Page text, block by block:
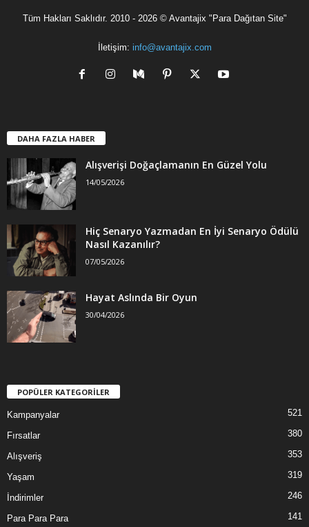
Tüm Hakları Saklıdır. 2010 - 2026 © Avantajix "Para Dağıtan Site"
İletişim: info@avantajix.com
DAHA FAZLA HABER
Alışverişi Doğaçlamanın En Güzel Yolu
14/05/2026
Hiç Senaryo Yazmadan En İyi Senaryo Ödülü
Nasıl Kazanılır?
07/05/2026
Hayat Aslında Bir Oyun
30/04/2026
POPÜLER KATEGORİLER
Kampanyalar 521
Fırsatlar 380
Alışveriş 353
Yaşam 319
İndirimler 246
Para Para Para 141